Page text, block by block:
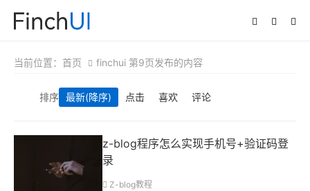
当前位置： 首页 finchui 第9页发布的内容
排序 最新(降序) 点击 喜欢 评论
z-blog程序怎么实现手机号+验证码登
录
Z-blog教程